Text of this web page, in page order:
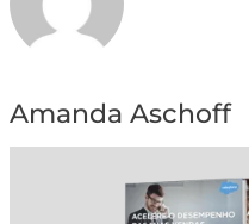
Amanda Aschoff